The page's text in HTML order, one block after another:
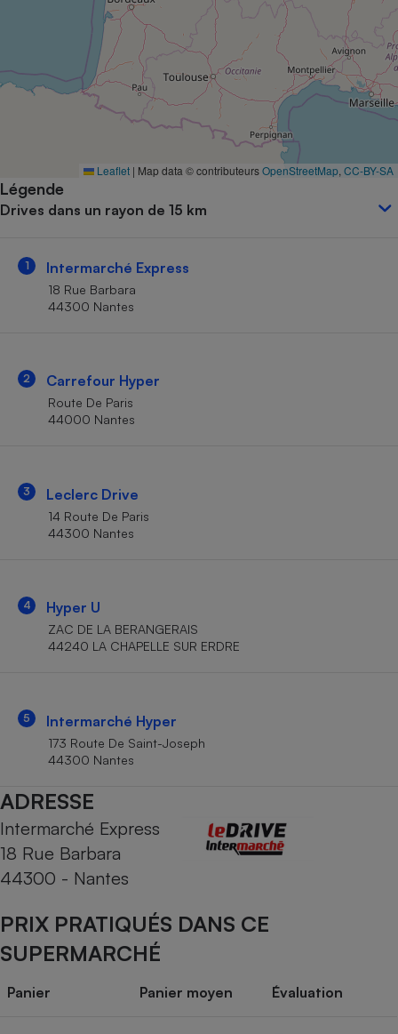
Leaflet | Map data © contributeursOpenStreetMap CC-BY-SA
Légende
Drives dans un rayon de 15 km
1 Intermarché Express
18 Rue Barbara
44300 Nantes
2 Carrefour Hyper
Route De Paris
44000 Nantes
3 Leclerc Drive
14 Route De Paris
44300 Nantes
4 Hyper U
ZAC DE LA BERANGERAIS
44240 LA CHAPELLE SUR ERDRE
5 Intermarché Hyper
173 Route De Saint-Joseph
44300 Nantes
ADRESSE
Intermarché Express
18 Rue Barbara
44300 - Nantes
PRIX PRATIQUÉS DANS CE
SUPERMARCHÉ
Panier Panier moyen Évaluation
Complément
alimentaire
Assurance emprunteur
Banque
Petit électroménager -
Cafetière à expressos
Matelas
Mutuelle